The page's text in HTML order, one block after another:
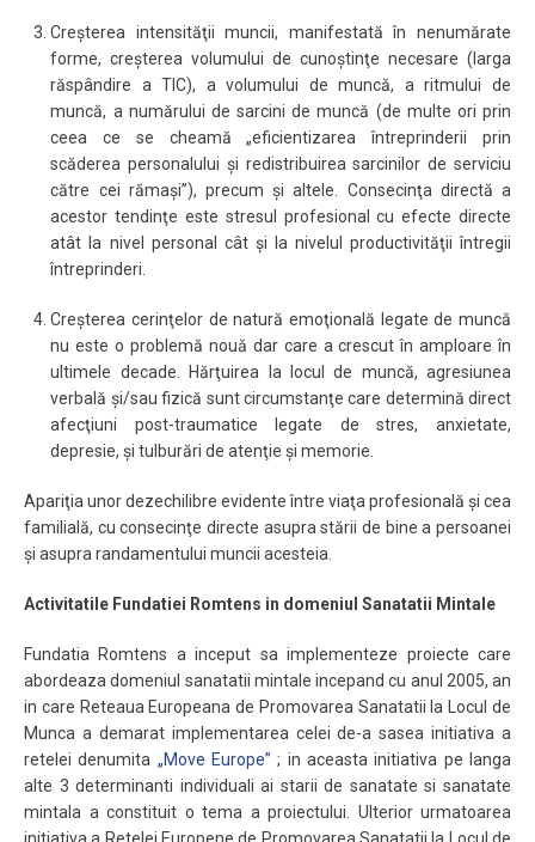
Creşterea intensităţii muncii, manifestată în nenumărate
forme, creşterea volumului de cunoştinţe necesare (larga
răspândire a TIC), a volumului de muncă, a ritmului de
muncă, a numărului de sarcini de muncă (de multe ori prin
ceea ce se cheamă „eficientizarea întreprinderii prin
scăderea personalului şi redistribuirea sarcinilor de serviciu
către cei rămaşi”), precum şi altele. Consecinţa directă a
acestor tendinţe este stresul profesional cu efecte directe
atât la nivel personal cât şi la nivelul productivităţii întregii
întreprinderi.
Creşterea cerinţelor de natură emoţională legate de muncă
nu este o problemă nouă dar care a crescut în amploare în
ultimele decade. Hărţuirea la locul de muncă, agresiunea
verbală şi/sau fizică sunt circumstanţe care determină direct
afecţiuni post-traumatice legate de stres, anxietate,
depresie, şi tulburări de atenţie şi memorie.
Apariţia unor dezechilibre evidente între viaţa profesională şi cea
familială, cu consecinţe directe asupra stării de bine a persoanei
şi asupra randamentului muncii acesteia.
Activitatile Fundatiei Romtens in domeniul Sanatatii Mintale
Fundatia Romtens a inceput sa implementeze proiecte care
abordeaza domeniul sanatatii mintale incepand cu anul 2005, an
in care Reteaua Europeana de Promovarea Sanatatii la Locul de
Munca a demarat implementarea celei de-a sasea initiativa a
retelei denumita „Move Europe” ; in aceasta initiativa pe langa
alte 3 determinanti individuali ai starii de sanatate si sanatate
mintala a constituit o tema a proiectului. Ulterior urmatoarea